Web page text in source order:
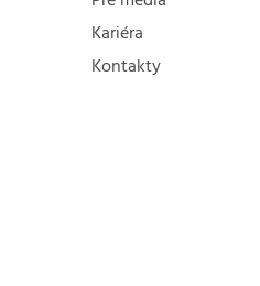
Kariéra
Kontakty